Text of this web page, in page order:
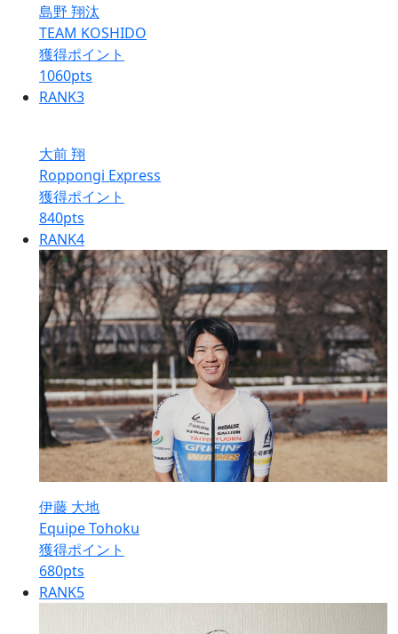
島野 翔汰
TEAM KOSHIDO
獲得ポイント
1060pts
RANK3
大前 翔
Roppongi Express
獲得ポイント
840pts
RANK4
伊藤 大地
Equipe Tohoku
獲得ポイント
680pts
RANK5